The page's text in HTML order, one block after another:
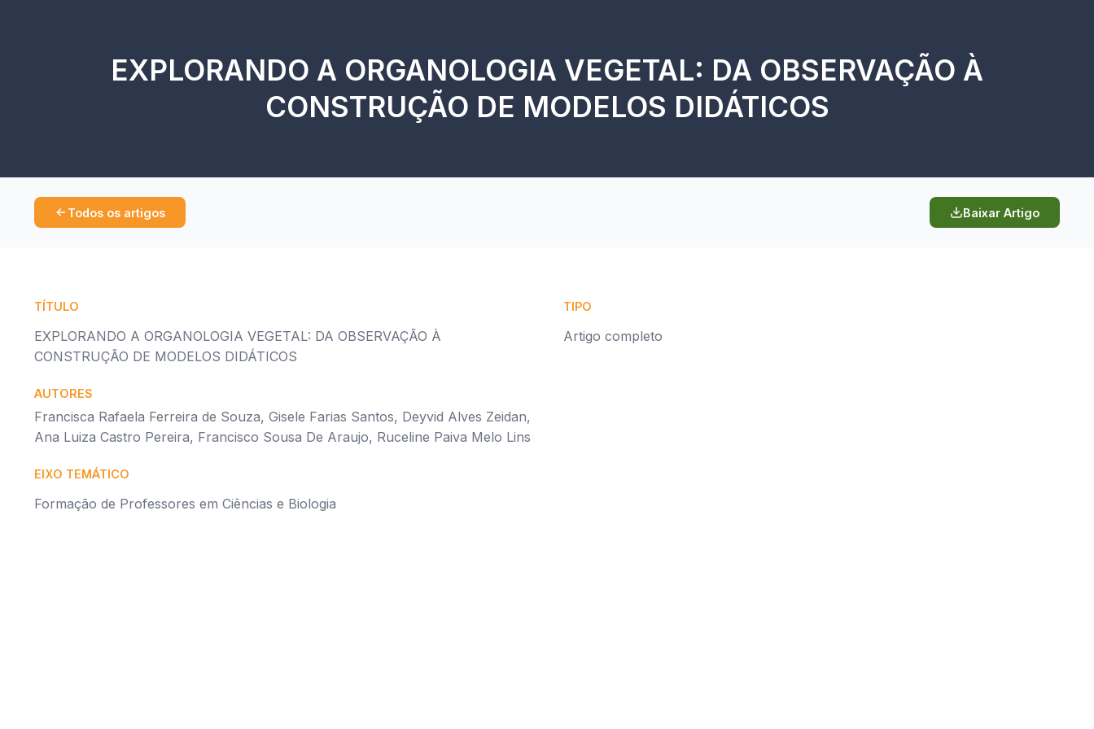
EXPLORANDO A ORGANOLOGIA VEGETAL: DA OBSERVAÇÃO À
CONSTRUÇÃO DE MODELOS DIDÁTICOS
Todos os artigos Baixar Artigo
TÍTULO
EXPLORANDO A ORGANOLOGIA VEGETAL: DA OBSERVAÇÃO À
CONSTRUÇÃO DE MODELOS DIDÁTICOS
AUTORES
Francisca Rafaela Ferreira de Souza, Gisele Farias Santos, Deyvid Alves Zeidan,
Ana Luiza Castro Pereira, Francisco Sousa De Araujo, Ruceline Paiva Melo Lins
EIXO TEMÁTICO
Formação de Professores em Ciências e Biologia
TIPO
Artigo completo